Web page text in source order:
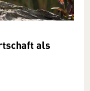
als